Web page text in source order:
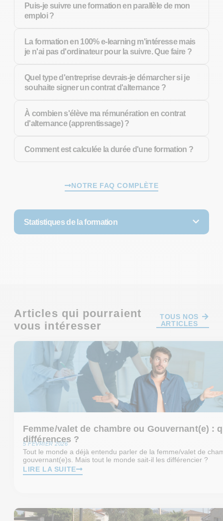
Puis-je suivre une formation en parallèle de mon
emploi ?
La formation en 100% e-learning m'intéresse mais
je n'ai pas d'ordinateur pour la suivre. Que faire ?
Quel type d'entreprise devrais-je démarcher si je
souhaite signer un contrat d'alternance ?
À combien s'élève ma rémunération en contrat
d'alternance (apprentissage) ?
Comment est calculée la durée d'une formation ?
NOTRE FAQ COMPLÈTE
Statistiques de la formation
Articles qui pourraient
vous intéresser
TOUS NOS
ARTICLES
Femme/valet de chambre ou Gouvernant(e) :
différences ?
5 FÉVRIER 2026
Tout le monde a déjà entendu parler de la femme/valet de
gouvernant(e)s. Mais tout le monde sait-il les différencier ?
LIRE LA SUITE